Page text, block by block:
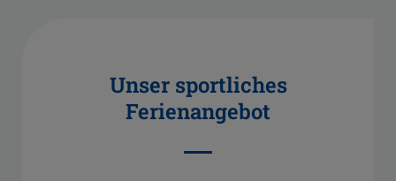
Unser sportliches
Ferienangebot